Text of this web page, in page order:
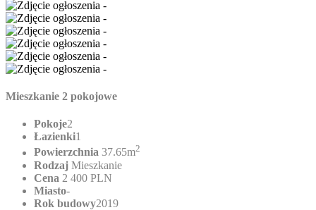
Mieszkanie 2 pokojowe
Pokoje2
Łazienki1
Powierzchnia 37.65m2
Rodzaj Mieszkanie
Cena 2 400 PLN
Miasto-
Rok budowy2019